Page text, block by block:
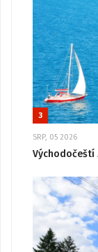
3
SRP, 05 2026
Východočeští